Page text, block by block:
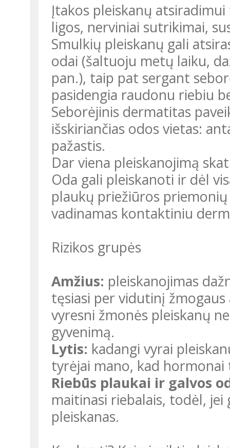
Įtakos pleiskanų
ligos, nerviniai sutrikimai,
Smulkių pleiskanų gali
odai (šaltuoju metų laiku,
pan.), taip pat sergant
pasidengia raudonu riebiu
Seborėjinis dermatitas
išskiriančias odos vietas:
pažastis.
Dar viena pleiskanojimą
Oda gali pleiskanoti ir dėl
plaukų priežiūros
vadinamas kontaktiniu
Rizikos grupės
Amžius: pleiskanojimas
tęsiasi per vidutinį
vyresni žmonės pleiskanų
gyvenimą.
Lytis: kadangi vyrai
tyrėjai mano, kad
Riebūs plaukai ir galvos
maitinasi riebalais, todėl, jei
pleiskanas.